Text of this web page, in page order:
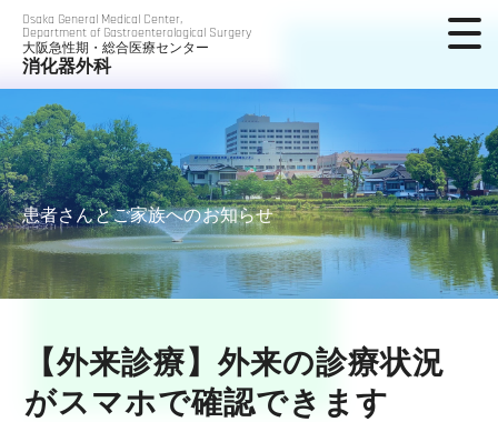
Osaka General Medical Center,
Department of Gastroenterological Surgery
大阪急性期・総合医療センター
消化器外科
患者さんとご家族へのお知らせ
【外来診療】外来の診療状況
がスマホで確認できます